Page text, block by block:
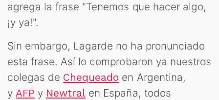
agrega la frase "Tenemos que hacer algo,
¡y ya!".
Sin embargo, Lagarde no ha pronunciado
esta frase. Así lo comprobaron ya nuestros
colegas de Chequeado en Argentina,
yAFP y Newtral en España, todos